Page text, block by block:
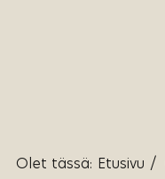
Olet tässä: Etusivu /